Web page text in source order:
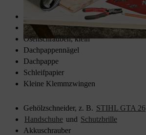
1 Stück 50 x 40 x 2 cm
2 Holzleisten 39 x 2 x 2 cm
Holzschrauben 3 x 30 mm
Ösenschrauben, klein
Dachpappennägel
Dachpappe
Schleifpapier
Kleine Klemmzwingen
Gehölzschneider, z. B. STIHL GTA 26
Handschuhe und Schutzbrille
Akkuschrauber